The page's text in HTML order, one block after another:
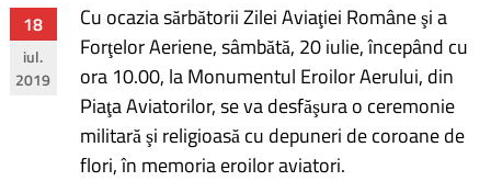
18
iul.
2019
Cu ocazia sărbătorii Zilei Aviaţiei Române şi a
Forţelor Aeriene, sâmbătă, 20 iulie, începând cu
ora 10.00, la Monumentul Eroilor Aerului, din
Piaţa Aviatorilor, se va desfăşura o ceremonie
militară şi religioasă cu depuneri de coroane de
flori, în memoria eroilor aviatori.
Navigare
în
articole